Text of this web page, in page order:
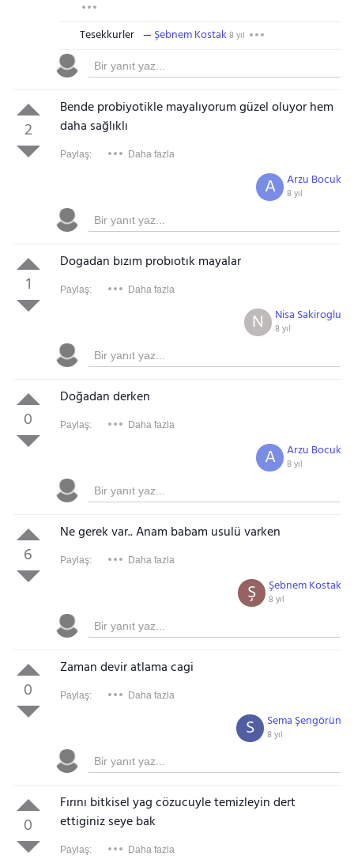
Tesekkurler Şebnem Kostak 8 yıl
2
Bende probiyotikle mayalıyorum güzel oluyor hem
daha sağlıklı
Paylaş: Daha fazla
Arzu Bocuk
8 yıl
A
1
Dogadan bızım probıotık mayalar
Paylaş: Daha fazla
Nisa Sakiroglu
8 yıl
N
0
Doğadan derken
Paylaş: Daha fazla
Arzu Bocuk
8 yıl
A
6
Ne gerek var.. Anam babam usulü varken
Paylaş: Daha fazla
Şebnem Kostak
8 yıl
Ş
0
Zaman devir atlama cagi
Paylaş: Daha fazla
Sema Şengörün
8 yıl
S
0
Fırını bitkisel yag cözucuyle temizleyin dert
ettiginiz seye bak
Paylaş: Daha fazla